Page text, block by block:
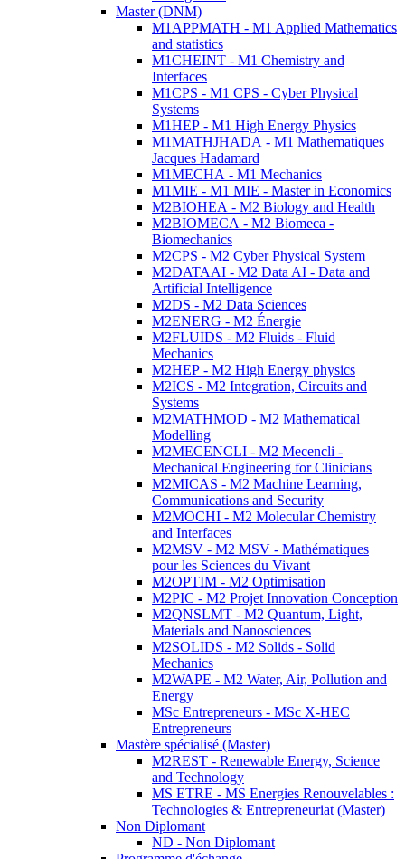
Master (DNM)
M1APPMATH - M1 Applied Mathematics
and statistics
M1CHEINT - M1 Chemistry and
Interfaces
M1CPS - M1 CPS - Cyber Physical
Systems
M1HEP - M1 High Energy Physics
M1MATHJHADA - M1 Mathematiques
Jacques Hadamard
M1MECHA - M1 Mechanics
M1MIE - M1 MIE - Master in Economics
M2BIOHEA - M2 Biology and Health
M2BIOMECA - M2 Biomeca -
Biomechanics
M2CPS - M2 Cyber Physical System
M2DATAAI - M2 Data AI - Data and
Artificial Intelligence
M2DS - M2 Data Sciences
M2ENERG - M2 Énergie
M2FLUIDS - M2 Fluids - Fluid
Mechanics
M2HEP - M2 High Energy physics
M2ICS - M2 Integration, Circuits and
Systems
M2MATHMOD - M2 Mathematical
Modelling
M2MECENCLI - M2 Mecencli -
Mechanical Engineering for Clinicians
M2MICAS - M2 Machine Learning,
Communications and Security
M2MOCHI - M2 Molecular Chemistry
and Interfaces
M2MSV - M2 MSV - Mathématiques
pour les Sciences du Vivant
M2OPTIM - M2 Optimisation
M2PIC - M2 Projet Innovation Conception
M2QNSLMT - M2 Quantum, Light,
Materials and Nanosciences
M2SOLIDS - M2 Solids - Solid
Mechanics
M2WAPE - M2 Water, Air, Pollution and
Energy
MSc Entrepreneurs - MSc X-HEC
Entrepreneurs
Mastère spécialisé (Master)
M2REST - Renewable Energy, Science
and Technology
MS ETRE - MS Energies Renouvelables :
Technologies & Entrepreneuriat (Master)
Non Diplomant
ND - Non Diplomant